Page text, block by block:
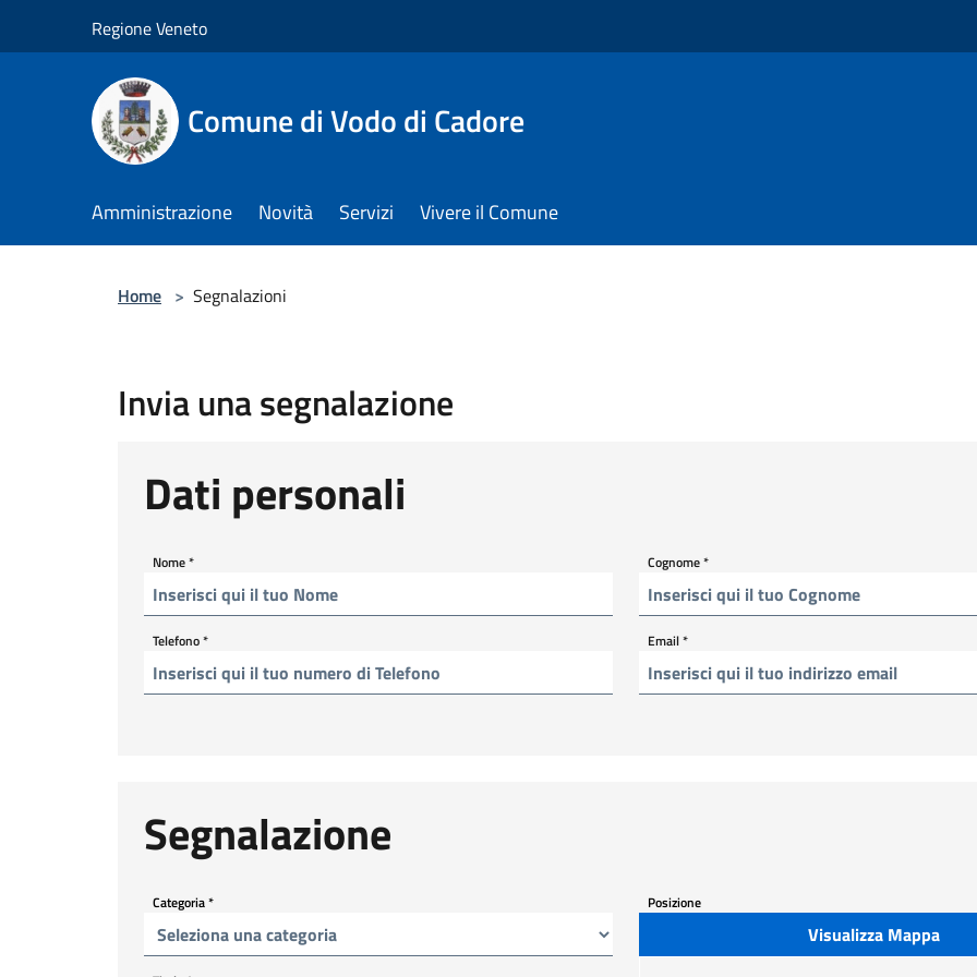
Regione Veneto
Comune di Vodo di Cadore
Amministrazione Novità Servizi Vivere il Comune
Home > Segnalazioni
Invia una segnalazione
Dati personali
Nome* Cognome*
Telefono* Email*
Segnalazione
Categoria* Posizione
Visualizza Mappa